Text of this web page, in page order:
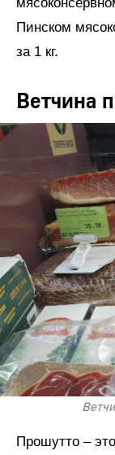
Пинском
за 1 кг.
Ветчина
Прошутто –